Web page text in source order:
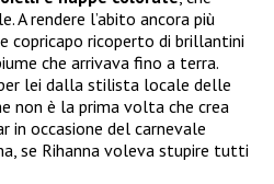
A rendere l’abito ancora più
copricapo ricoperto di brillantini
che arrivava fino a terra.
lei dalla stilista locale delle
non è la prima volta che crea
in occasione del carnevale
se Rihanna voleva stupire tutti